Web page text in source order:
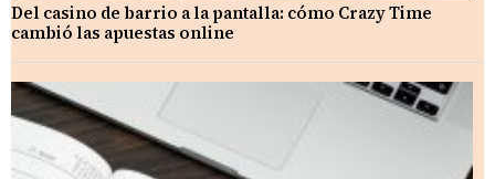
Del casino de barrio a la pantalla: cómo Crazy Time
cambió las apuestas online